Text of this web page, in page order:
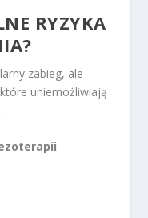
RYZYKA
zabieg, ale
uniemożliwiają